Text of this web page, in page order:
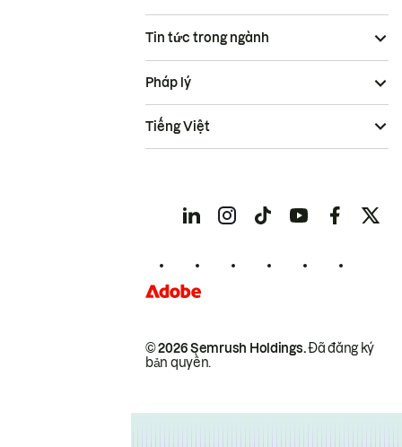
Tin tức trong ngành
© 2026 Semrush Holdings.Đã đăng ký
bản quyền.
Pháp lý
Tiếng Việt